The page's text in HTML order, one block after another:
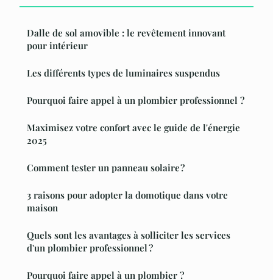
Dalle de sol amovible : le revêtement innovant
pour intérieur
Les différents types de luminaires suspendus
Pourquoi faire appel à un plombier professionnel ?
Maximisez votre confort avec le guide de l'énergie
2025
Comment tester un panneau solaire ?
3 raisons pour adopter la domotique dans votre
maison
Quels sont les avantages à solliciter les services
d'un plombier professionnel ?
Pourquoi faire appel à un plombier ?